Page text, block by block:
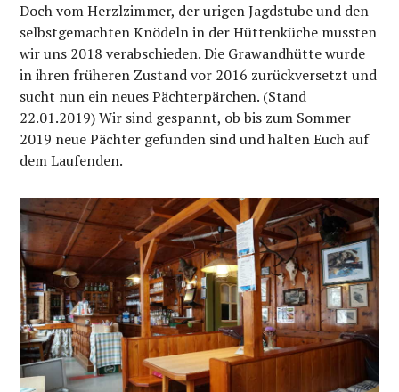
Doch vom Herzlzimmer, der urigen Jagdstube und den
selbstgemachten Knödeln in der Hüttenküche mussten
wir uns 2018 verabschieden. Die Grawandhütte wurde
in ihren früheren Zustand vor 2016 zurückversetzt und
sucht nun ein neues Pächterpärchen. (Stand
22.01.2019) Wir sind gespannt, ob bis zum Sommer
2019 neue Pächter gefunden sind und halten Euch auf
dem Laufenden.